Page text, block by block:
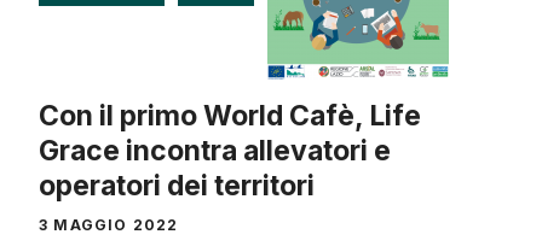
Con il primo World Cafè, Life
Grace incontra allevatori e
operatori dei territori
3 MAGGIO 2022